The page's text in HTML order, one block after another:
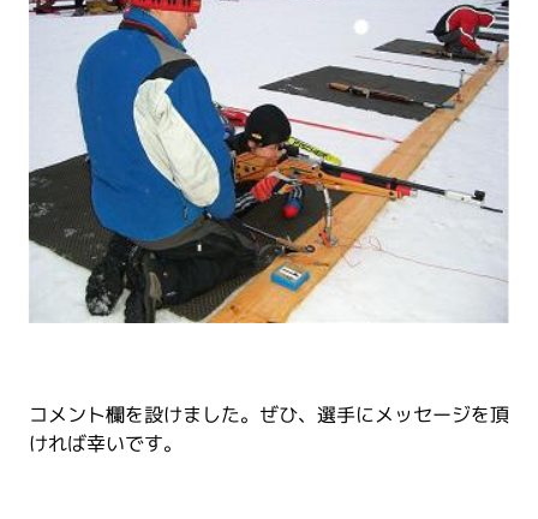
コメント欄を設けました。ぜひ、選手にメッセージを頂
ければ幸いです。